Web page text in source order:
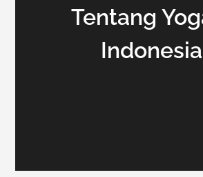
Tentang